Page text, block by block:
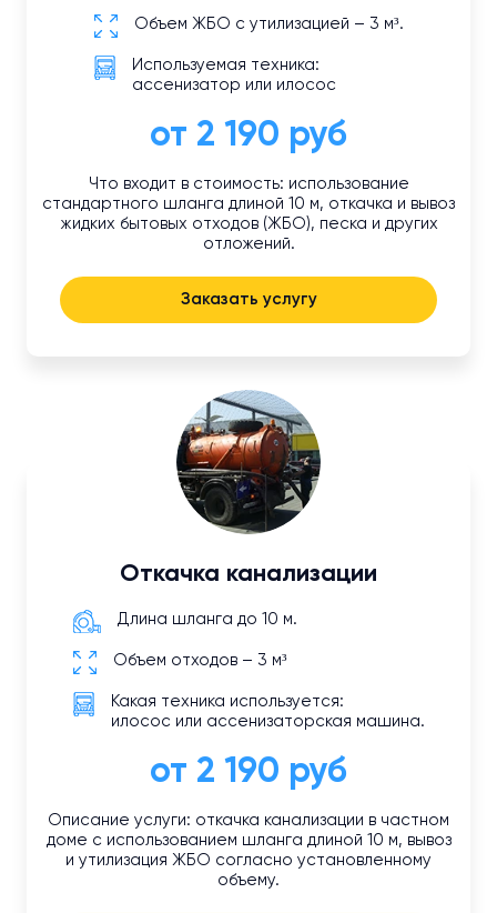
Объем ЖБО с утилизацией – 3 м³.
Используемая техника:
ассенизатор или илосос
от 2 190 руб
Что входит в стоимость: использование
стандартного шланга длиной 10 м, откачка и вывоз
жидких бытовых отходов (ЖБО), песка и других
отложений.
Заказать услугу
Откачка канализации
Длина шланга до 10 м.
Объем отходов – 3 м³
Какая техника используется:
илосос или ассенизаторская машина.
от 2 190 руб
Описание услуги: откачка канализации в частном
доме с использованием шланга длиной 10 м, вывоз
и утилизация ЖБО согласно установленному
объему.